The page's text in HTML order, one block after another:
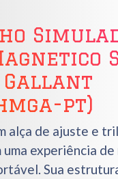
Gallant
pt)
alça de ajuste e
experiência de
Sua